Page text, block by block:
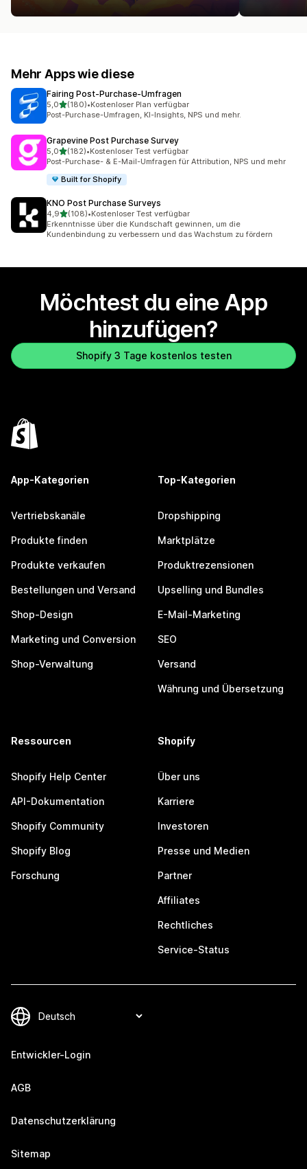
Mehr Apps wie diese
Fairing Post‑Purchase‑Umfragen
5,0von 5 Sternen
(180)
180 Rezensionen insgesamt
•Kostenloser Plan verfügbar
Post-Purchase-Umfragen, KI-Insights, NPS und mehr.
Grapevine Post Purchase Survey
5,0von 5 Sternen
(182)
182 Rezensionen insgesamt
•Kostenloser Test verfügbar
Post-Purchase- & E-Mail-Umfragen für Attribution, NPS und mehr
Built for Shopify
KNO Post Purchase Surveys
4,9von 5 Sternen
(108)
108 Rezensionen insgesamt
•Kostenloser Test verfügbar
Erkenntnisse über die Kundschaft gewinnen, um die
Kundenbindung zu verbessern und das Wachstum zu fördern
Möchtest du eine App
hinzufügen?
Shopify 3 Tage kostenlos testen
App-Kategorien
Vertriebskanäle
Produkte finden
Produkte verkaufen
Bestellungen und Versand
Shop-Design
Marketing und Conversion
Shop-Verwaltung
Top-Kategorien
Dropshipping
Marktplätze
Produktrezensionen
Upselling und Bundles
E-Mail-Marketing
SEO
Versand
Währung und Übersetzung
Ressourcen
Shopify Help Center
API-Dokumentation
Shopify Community
Shopify Blog
Forschung
Shopify
Über uns
Karriere
Investoren
Presse und Medien
Partner
Affiliates
Rechtliches
Service-Status
Entwickler-Login
AGB
Datenschutzerklärung
Sitemap